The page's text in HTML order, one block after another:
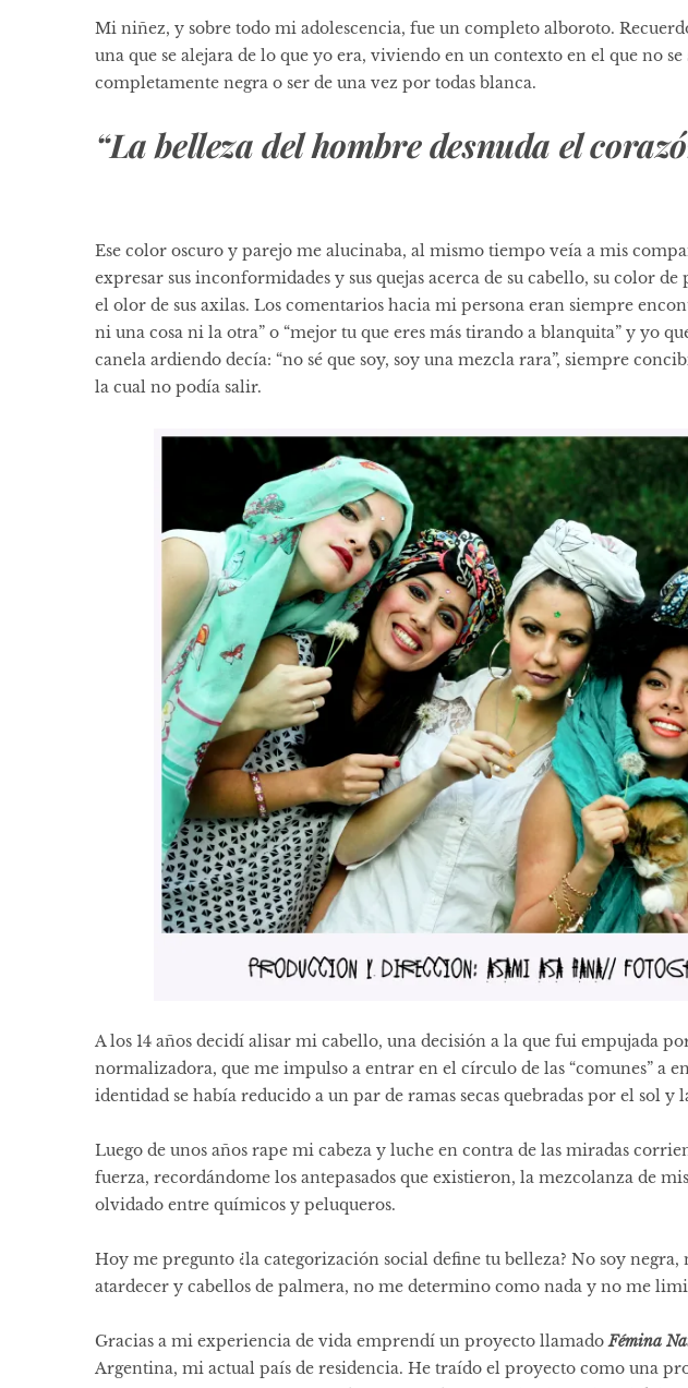
Mi niñez, y sobre todo mi adolescencia, fue un completo alboroto.
una que se alejara de lo que yo era, viviendo en un contexto en el que no se
completamente negra o ser de una vez por todas blanca.
“La belleza del hombre desnuda el
Ese color oscuro y parejo me alucinaba, al mismo tiempo veía a mis
expresar sus inconformidades y sus quejas acerca de su cabello, su color de
el olor de sus axilas. Los comentarios hacia mi persona eran siempre
ni una cosa ni la otra” o “mejor tu que eres más tirando a blanquita” y yo
canela ardiendo decía: “no sé que soy, soy una mezcla rara”, siempre
la cual no podía salir.
A los 14 años decidí alisar mi cabello, una decisión a la que fui empujada
normalizadora, que me impulso a entrar en el círculo de las “comunes” a
identidad se había reducido a un par de ramas secas quebradas por el sol y
Luego de unos años rape mi cabeza y luche en contra de las miradas
fuerza, recordándome los antepasados que existieron, la mezcolanza de
olvidado entre químicos y peluqueros.
Hoy me pregunto ¿la categorización social define tu belleza? No soy negra,
atardecer y cabellos de palmera, no me determino como nada y no me
Gracias a mi experiencia de vida emprendí un proyecto llamado Fémina
Argentina, mi actual país de residencia. He traído el proyecto como una